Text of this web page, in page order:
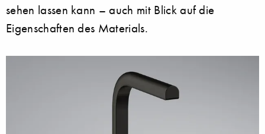
sehen lassen kann – auch mit Blick auf die
Eigenschaften des Materials.